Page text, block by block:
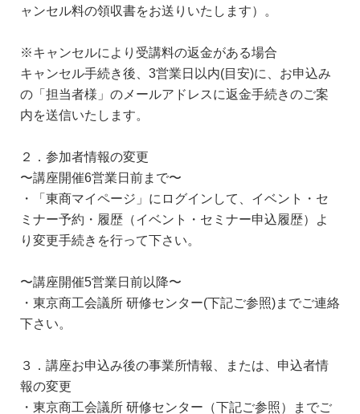
ャンセル料の領収書をお送りいたします）。
※キャンセルにより受講料の返金がある場合
キャンセル手続き後、3営業日以内(目安)に、お申込み
の「担当者様」のメールアドレスに返金手続きのご案
内を送信いたします。
２．参加者情報の変更
〜講座開催6営業日前まで〜
・「東商マイページ」にログインして、イベント・セ
ミナー予約・履歴（イベント・セミナー申込履歴）よ
り変更手続きを行って下さい。
〜講座開催5営業日前以降〜
・東京商工会議所 研修センター(下記ご参照)までご連絡
下さい。
３．講座お申込み後の事業所情報、または、申込者情
報の変更
・東京商工会議所 研修センター（下記ご参照）までご